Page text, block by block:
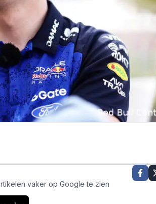
vaker op Google te zien